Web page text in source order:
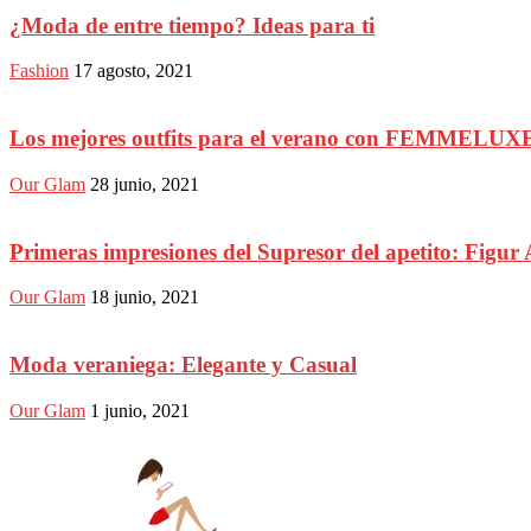
¿Moda de entre tiempo? Ideas para ti
Fashion 17 agosto, 2021
Los mejores outfits para el verano con
Our Glam 28 junio, 2021
Primeras impresiones del Supresor del apetito: Figur
Our Glam 18 junio, 2021
Moda veraniega: Elegante y Casual
Our Glam 1 junio, 2021